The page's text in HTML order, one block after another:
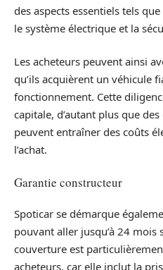
des aspects essentiels tels
le système électrique et la
Les acheteurs peuvent ainsi
qu’ils acquièrent un véhicule
fonctionnement. Cette
capitale, d’autant plus que
peuvent entraîner des coûts
l’achat.
Garantie constructeur
Spoticar se démarque
pouvant aller jusqu’à 24 mois
couverture est
acheteurs, car elle inclut la